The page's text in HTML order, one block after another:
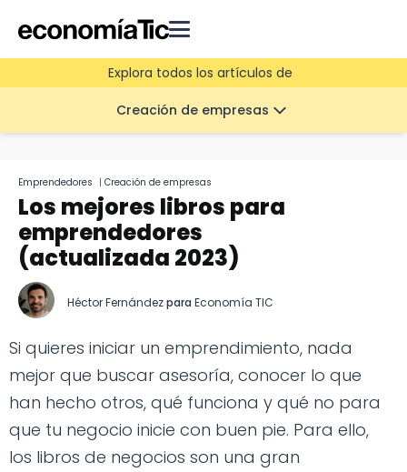
Explora todos los artículos de
Creación de empresas
Emprendedores | Creación de empresas
Los mejores libros para
emprendedores
(actualizada 2023)
Héctor Fernándezpara Economía TIC
Si quieres iniciar un emprendimiento, nada
mejor que buscar asesoría, conocer lo que
han hecho otros, qué funciona y qué no para
que tu negocio inicie con buen pie. Para ello,
los libros de negocios son una gran